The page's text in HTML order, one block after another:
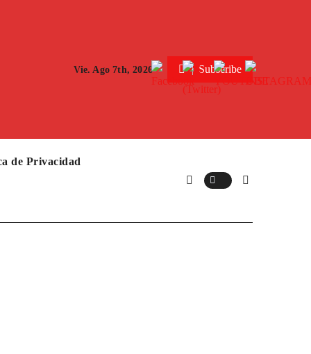
Vie. Ago 7th, 2026 Subscribe
de Privacidad